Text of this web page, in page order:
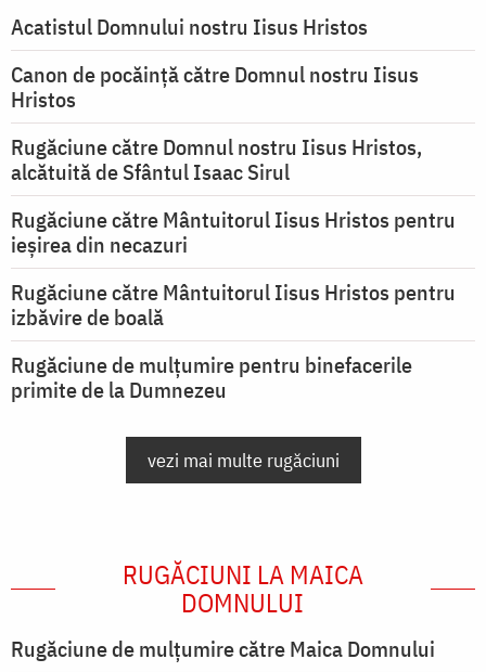
Acatistul Domnului nostru Iisus Hristos
Canon de pocăință către Domnul nostru Iisus
Hristos
Rugăciune către Domnul nostru Iisus Hristos,
alcătuită de Sfântul Isaac Sirul
Rugăciune către Mântuitorul Iisus Hristos pentru
ieşirea din necazuri
Rugăciune către Mântuitorul Iisus Hristos pentru
izbăvire de boală
Rugăciune de mulțumire pentru binefacerile
primite de la Dumnezeu
vezi mai multe rugăciuni
RUGĂCIUNI LA MAICA
DOMNULUI
Rugăciune de mulţumire către Maica Domnului